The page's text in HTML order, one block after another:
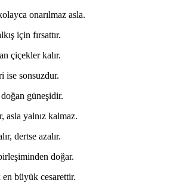
onarılmaz asla.
için fırsattır.
çiçekler kalır.
ise sonsuzdur.
güneşidir.
asla yalnız kalmaz.
dertse azalır.
doğar.
büyük cesarettir.